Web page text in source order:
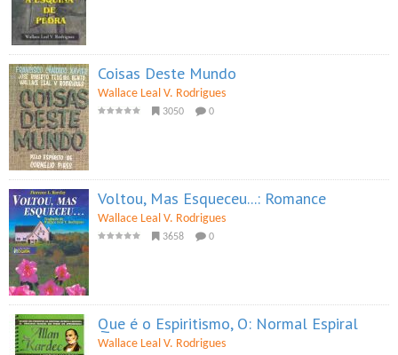
Coisas Deste Mundo
Wallace Leal V. Rodrigues
3050 0
Voltou, Mas Esqueceu...: Romance
Wallace Leal V. Rodrigues
3658 0
Que é o Espiritismo, O: Normal Espiral
Wallace Leal V. Rodrigues